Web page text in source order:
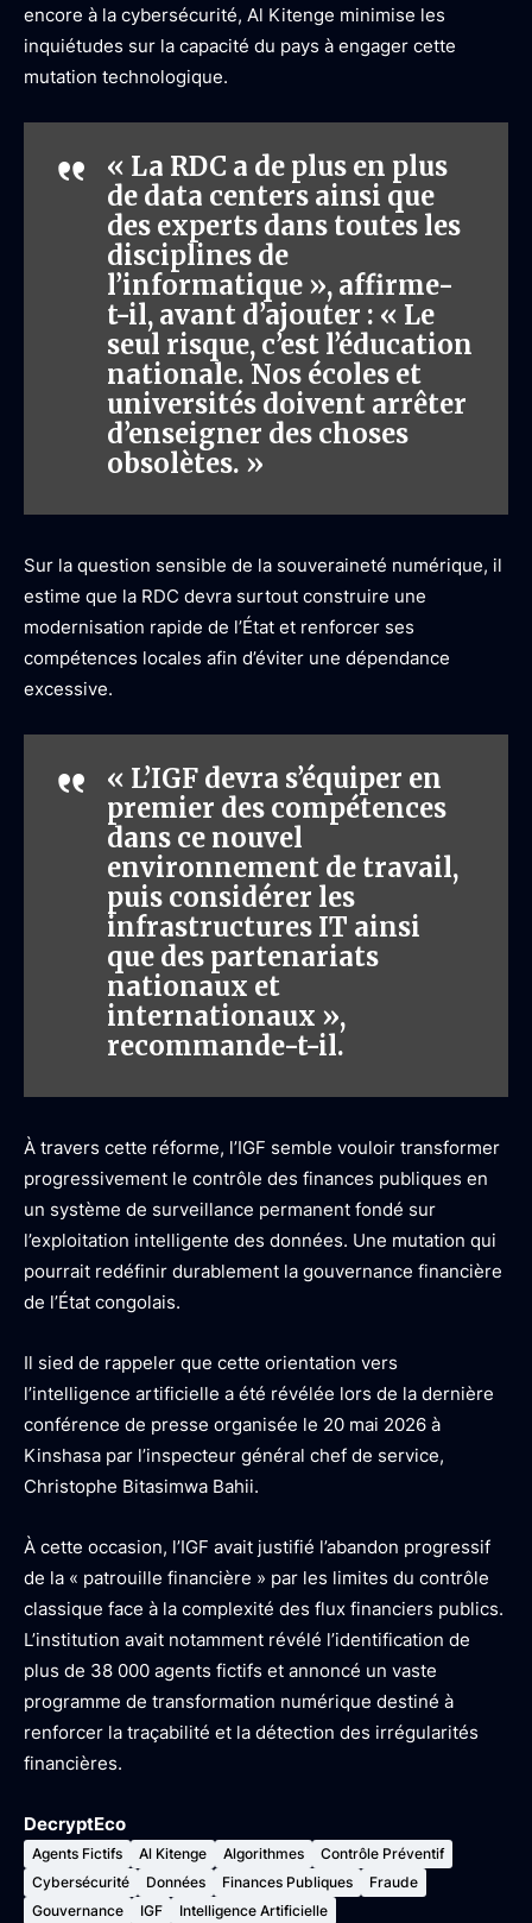
encore à la cybersécurité, Al Kitenge minimise les
inquiétudes sur la capacité du pays à engager cette
mutation technologique.
« La RDC a de plus en plus
de data centers ainsi que
des experts dans toutes les
disciplines de
l’informatique », affirme-
t-il, avant d’ajouter : « Le
seul risque, c’est l’éducation
nationale. Nos écoles et
universités doivent arrêter
d’enseigner des choses
obsolètes. »
Sur la question sensible de la souveraineté numérique, il
estime que la RDC devra surtout construire une
modernisation rapide de l’État et renforcer ses
compétences locales afin d’éviter une dépendance
excessive.
« L’IGF devra s’équiper en
premier des compétences
dans ce nouvel
environnement de travail,
puis considérer les
infrastructures IT ainsi
que des partenariats
nationaux et
internationaux »,
recommande-t-il.
À travers cette réforme, l’IGF semble vouloir transformer
progressivement le contrôle des finances publiques en
un système de surveillance permanent fondé sur
l’exploitation intelligente des données. Une mutation qui
pourrait redéfinir durablement la gouvernance financière
de l’État congolais.
Il sied de rappeler que cette orientation vers
l’intelligence artificielle a été révélée lors de la dernière
conférence de presse organisée le 20 mai 2026 à
Kinshasa par l’inspecteur général chef de service,
Christophe Bitasimwa Bahii.
À cette occasion, l’IGF avait justifié l’abandon progressif
de la « patrouille financière » par les limites du contrôle
classique face à la complexité des flux financiers publics.
L’institution avait notamment révélé l’identification de
plus de 38 000 agents fictifs et annoncé un vaste
programme de transformation numérique destiné à
renforcer la traçabilité et la détection des irrégularités
financières.
DecryptEco
Agents Fictifs Al Kitenge Algorithmes
Contrôle Préventif
Cybersécurité
Données Finances Publiques
Fraude
Gouvernance
IGF
Intelligence Artificielle